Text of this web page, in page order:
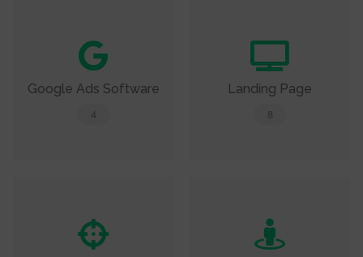
Google Ads Software
4
Landing Page
8